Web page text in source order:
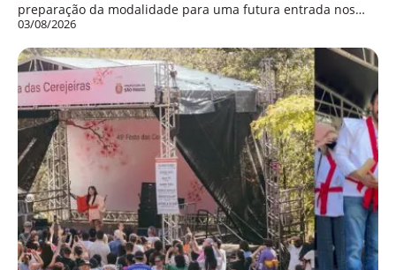
preparação da modalidade para uma futura entrada nos…
03/08/2026